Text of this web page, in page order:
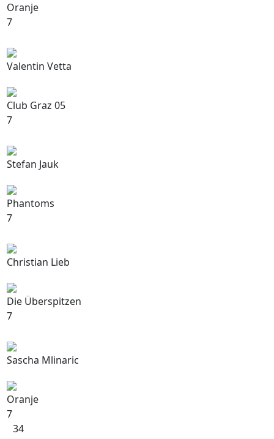
Oranje
7
Valentin Vetta
Club Graz 05
7
Stefan Jauk
Phantoms
7
Christian Lieb
Die Überspitzen
7
Sascha Mlinaric
Oranje
7
34